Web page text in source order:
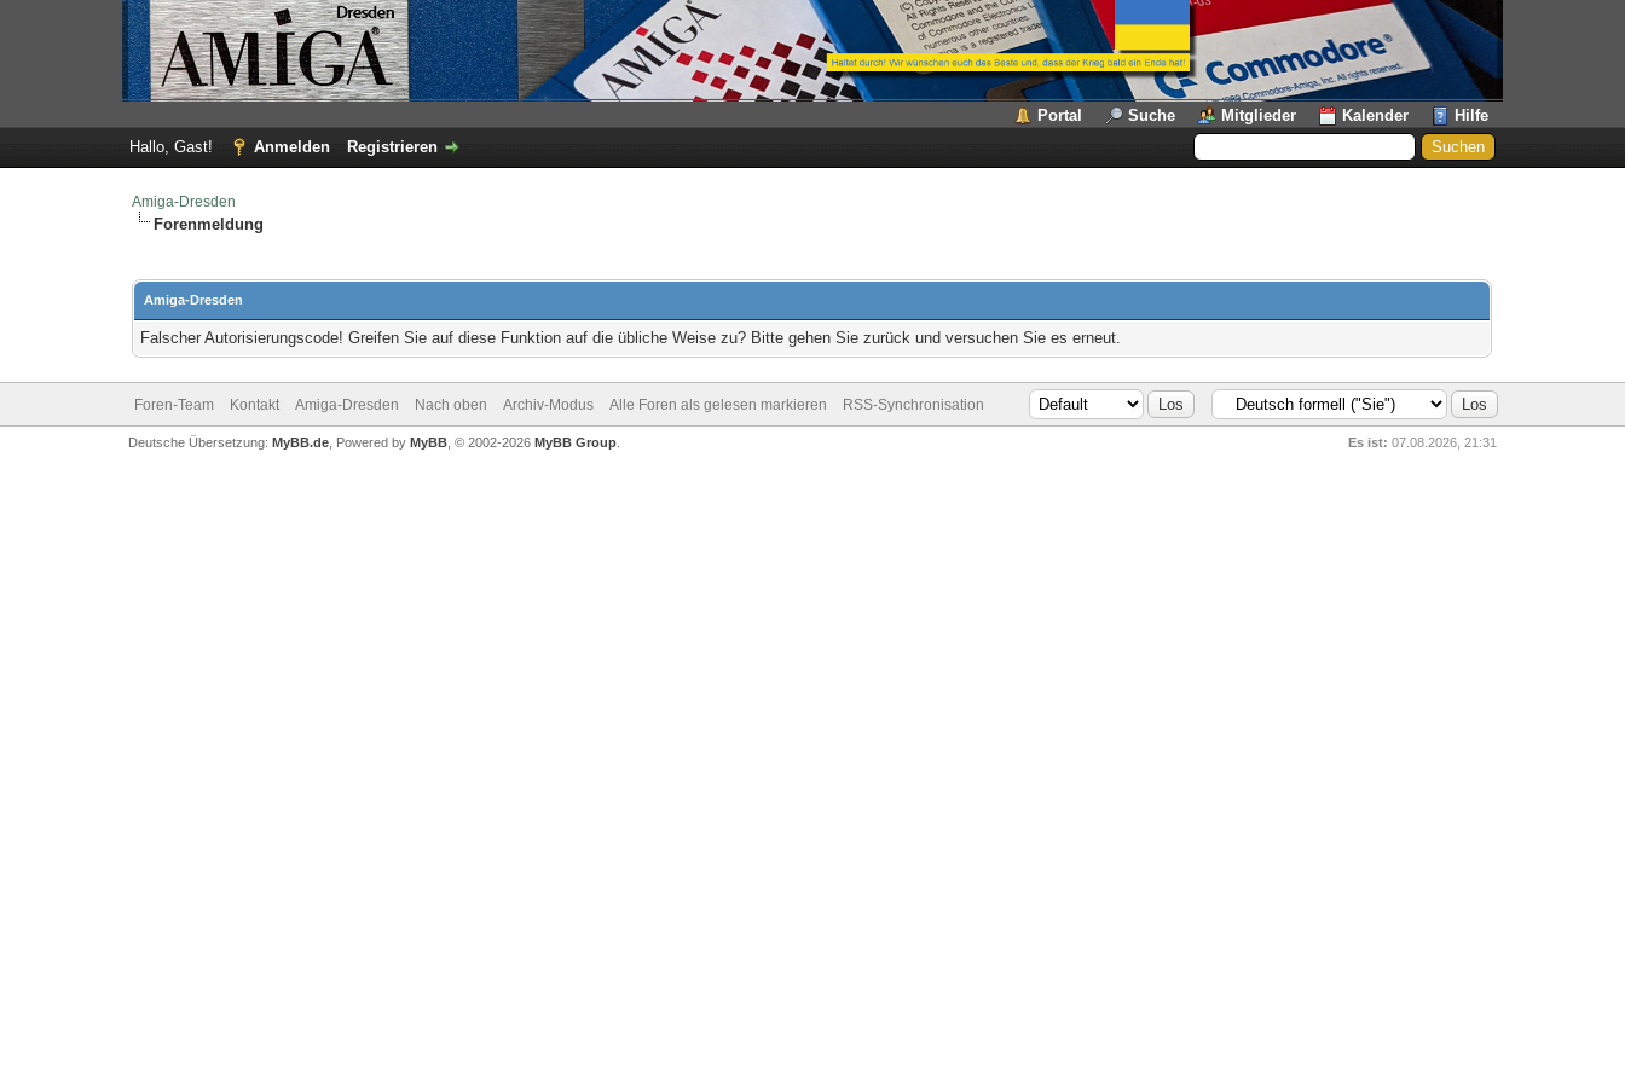
Portal Suche Mitglieder Kalender
Hilfe
Hallo, Gast!
Anmelden Registrieren
Amiga-Dresden
Forenmeldung
Amiga-Dresden
Falscher Autorisierungscode! Greifen Sie auf diese Funktion auf die übliche Weise zu? Bitte gehen Sie zurück und versuchen Sie es erneut.
Foren-Team Kontakt Amiga-Dresden Nach oben Archiv-Modus Alle Foren als gelesen markieren RSS-Synchronisation
Es ist: 07.08.2026, 21:31
Deutsche Übersetzung: MyBB.de, Powered by MyBB, © 2002-2026 MyBB Group.